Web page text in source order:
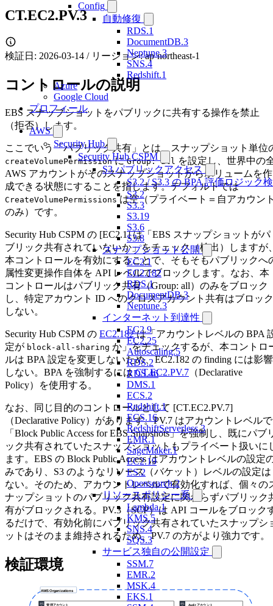
Config
自動修復
RDS.1
DocumentDB.3
Neptune.3
SNS.4
Redshift.1
Azure
Google Cloud
プロフィール
AWS
Security Hub
Security Hub CSPM
S3 パブリックアクセス
S3.2 / S3.3 の BPA 評価ロジック
S3.2
S3.3
S3.19
S3.6
S3.8
スナップショット公開
EC2.1
EC2.182
RDS.1
DocumentDB.3
Neptune.3
インターネット到達性
EC2.9
EC2.25
Autoscaling.5
RDS.2
RDS.46
DMS.1
ECS.2
Redshift.1
ECS.16
RedshiftServerless.3
EMR.1
SageMaker.1
EC2.19
ES.2
Opensearch.2
リソースポリシー系
Lambda.1
KMS.5
SNS.4
SQS.3
サービス独自の公開設定
SSM.7
EMR.2
MSK.4
EKS.1
CT.EC2.PV.3
検証日: 2026-03-14 / リージョン: ap-northeast-1
コントロールの説明
EBS スナップショットをパブリックに共有する操作を禁止
（拒否）します。
ここでいう「パブリック共有」とは、スナップショット単位
createVolumePermissionにGroup: all を設定し、世界中の
AWS アカウントがそのスナップショットからボリュームを作
成できる状態にすることを指します。デフォルトでは
CreateVolumePermissionsは空（プライベート＝自アカウン
のみ）です。
Security Hub CSPM の [EC2.1] は「EBS スナップショットがパ
ブリック共有されていないか」をチェック（検出）しますが
本コントロールを有効にすることで、そもそもパブリックへ
属性変更操作自体を API レベルでブロックします。なお、本
コントロールはパブリック共有（Group: all）のみをブロック
し、特定アカウント ID へのクロスアカウント共有はブロック
しない。
Security Hub CSPM の EC2.182は「アカウントレベルの BPA
定が block-all-sharing か」をチェックするが、本コントロ
ルは BPA 設定を変更しないため、EC2.182 の finding には影響
しない。BPA を強制するにはCT.EC2.PV.7 （Declarative
Policy）を使用する。
なお、同じ目的のコントロールとして [CT.EC2.PV.7]
（Declarative Policy）があります。PV.7 はアカウントレベルで
「Block Public Access for EBS Snapshots」を強制し、既にパブ
ック共有されていたスナップショットもプライベート扱いに
ます。EBS の Block Public Access はアカウントレベルの設定
みであり、S3 のようなリソース（バケット）レベルの設定は
ない。そのため、アカウントレベルで有効化すれば、個々の
ナップショットのパブリック共有設定に関わらずパブリック
有がブロックされる。PV.3（SCP）は API コールをブロック
るだけで、有効化前にパブリック共有されていたスナップシ
ットはそのまま維持されるため、PV.7 の方がより強力です。
検証環境